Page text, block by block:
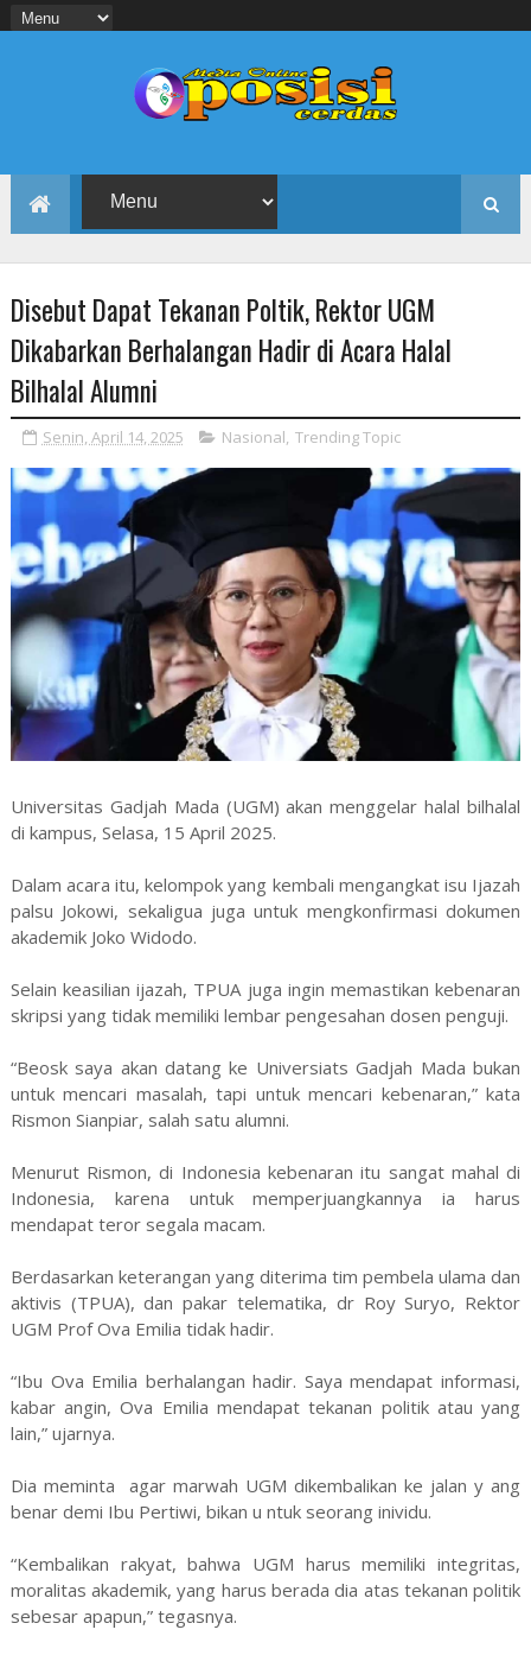
Disebut Dapat Tekanan Poltik, Rektor UGM
Dikabarkan Berhalangan Hadir di Acara Halal
Bilhalal Alumni
Senin, April 14, 2025 Nasional, Trending Topic
Universitas Gadjah Mada (UGM) akan menggelar halal bilhalal
di kampus, Selasa, 15 April 2025.
Dalam acara itu, kelompok yang kembali mengangkat isu Ijazah
palsu Jokowi, sekaligua juga untuk mengkonfirmasi dokumen
akademik Joko Widodo.
Selain keasilian ijazah, TPUA juga ingin memastikan kebenaran
skripsi yang tidak memiliki lembar pengesahan dosen penguji.
“Beosk saya akan datang ke Universiats Gadjah Mada bukan
untuk mencari masalah, tapi untuk mencari kebenaran,” kata
Rismon Sianpiar, salah satu alumni.
Menurut Rismon, di Indonesia kebenaran itu sangat mahal di
Indonesia, karena untuk memperjuangkannya ia harus
mendapat teror segala macam.
Berdasarkan keterangan yang diterima tim pembela ulama dan
aktivis (TPUA), dan pakar telematika, dr Roy Suryo, Rektor
UGM Prof Ova Emilia tidak hadir.
“Ibu Ova Emilia berhalangan hadir. Saya mendapat informasi,
kabar angin, Ova Emilia mendapat tekanan politik atau yang
lain,” ujarnya.
Dia meminta agar marwah UGM dikembalikan ke jalan y ang
benar demi Ibu Pertiwi, bikan u ntuk seorang inividu.
“Kembalikan rakyat, bahwa UGM harus memiliki integritas,
moralitas akademik, yang harus berada dia atas tekanan politik
sebesar apapun,” tegasnya.